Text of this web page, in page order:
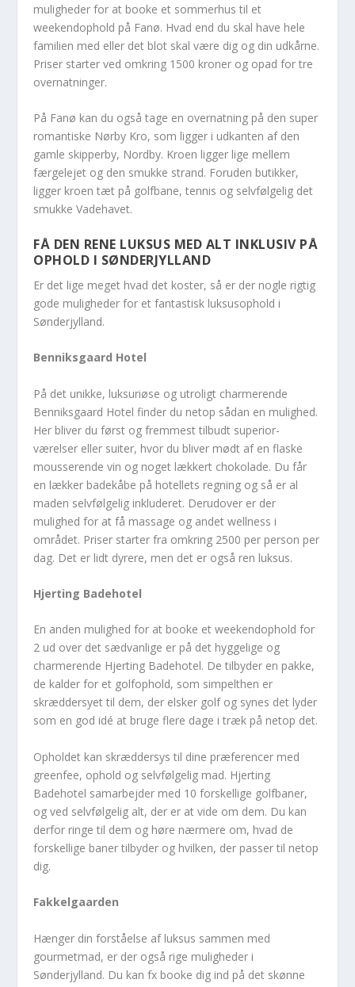
muligheder for at booke et sommerhus til et
weekendophold på Fanø. Hvad end du skal have hele
familien med eller det blot skal være dig og din udkårne.
Priser starter ved omkring 1500 kroner og opad for tre
overnatninger.
På Fanø kan du også tage en overnatning på den super
romantiske Nørby Kro, som ligger i udkanten af den
gamle skipperby, Nordby. Kroen ligger lige mellem
færgelejet og den smukke strand. Foruden butikker,
ligger kroen tæt på golfbane, tennis og selvfølgelig det
smukke Vadehavet.
FÅ DEN RENE LUKSUS MED ALT INKLUSIV PÅ
OPHOLD I SØNDERJYLLAND
Er det lige meget hvad det koster, så er der nogle rigtig
gode muligheder for et fantastisk luksusophold i
Sønderjylland.
Benniksgaard Hotel
På det unikke, luksuriøse og utroligt charmerende
Benniksgaard Hotel finder du netop sådan en mulighed.
Her bliver du først og fremmest tilbudt superior-
værelser eller suiter, hvor du bliver mødt af en flaske
mousserende vin og noget lækkert chokolade. Du får
en lækker badekåbe på hotellets regning og så er al
maden selvfølgelig inkluderet. Derudover er der
mulighed for at få massage og andet wellness i
området. Priser starter fra omkring 2500 per person per
dag. Det er lidt dyrere, men det er også ren luksus.
Hjerting Badehotel
En anden mulighed for at booke et weekendophold for
2 ud over det sædvanlige er på det hyggelige og
charmerende Hjerting Badehotel. De tilbyder en pakke,
de kalder for et golfophold, som simpelthen er
skræddersyet til dem, der elsker golf og synes det lyder
som en god idé at bruge flere dage i træk på netop det.
Opholdet kan skræddersys til dine præferencer med
greenfee, ophold og selvfølgelig mad. Hjerting
Badehotel samarbejder med 10 forskellige golfbaner,
og ved selvfølgelig alt, der er at vide om dem. Du kan
derfor ringe til dem og høre nærmere om, hvad de
forskellige baner tilbyder og hvilken, der passer til netop
dig.
Fakkelgaarden
Hænger din forståelse af luksus sammen med
gourmetmad, er der også rige muligheder i
Sønderjylland. Du kan fx booke dig ind på det skønne